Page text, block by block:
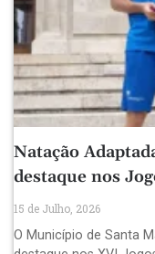
Natação
destaque nos
15 de Julho, 2026
O Município de Santa